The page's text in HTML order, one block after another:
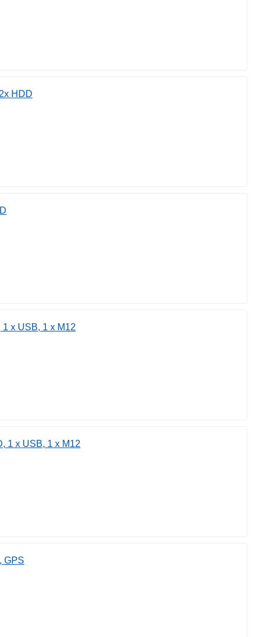
HDD
x USB, 1 x M12
1 x USB, 1 x M12
GPS